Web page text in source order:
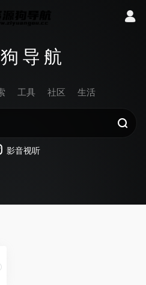
导航
工具 社区 生活
影音视听